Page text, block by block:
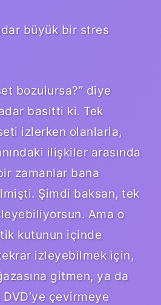
büyük bir stres
bozulursa?” diye
basitti ki. Tek
izlerken olanlarla,
ilişkiler arasında
zamanlar bana
Şimdi baksan, tek
Ama o
kutunun içinde
izleyebilmek için,
gitmen, ya da
çevirmeye